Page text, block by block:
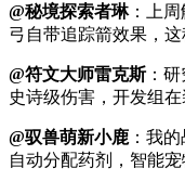
@秘境探索者琳：上周
弓自带追踪箭效果，
@符文大师雷克斯：研
史诗级伤害，开发组
@驭兽萌新小鹿 ：我
自动分配药剂，智能